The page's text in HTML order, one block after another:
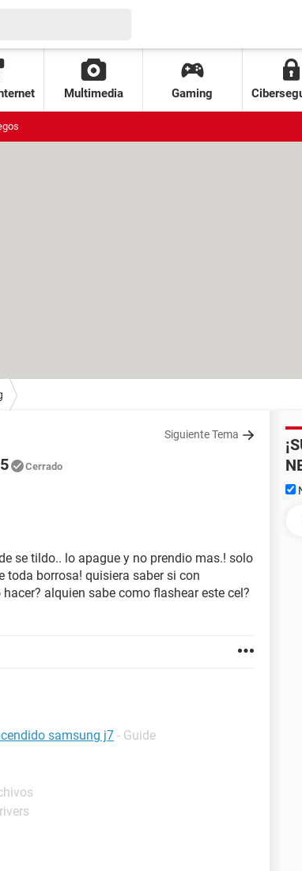
Multimedia Gaming
Siguiente Tema
Cerrado
se tildo.. lo apague y no prendio mas.! solo
toda borrosa! quisiera saber si con
alquien sabe como flashear este cel?
samsung j7 - Guide